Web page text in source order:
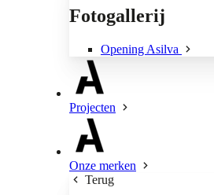
Fotogallerij
Opening Asilva
Projecten
Onze merken
Terug